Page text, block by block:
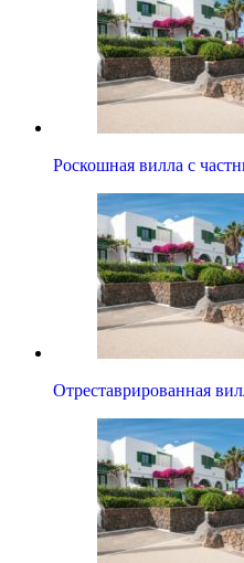
Роскошная вилла с
Отреставрированная